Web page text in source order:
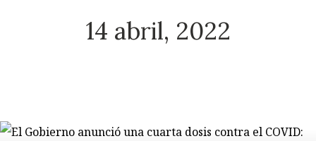
14 abril, 2022